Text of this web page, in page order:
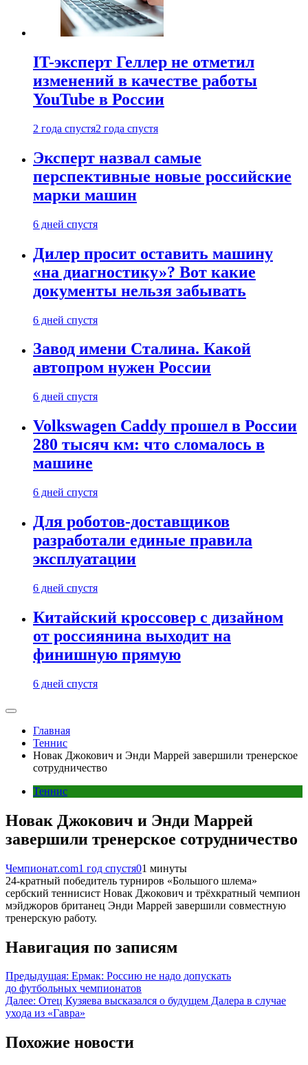
IT-эксперт Геллер не отметил
изменений в качестве работы
YouTube в России
2 года спустя2 года спустя
Эксперт назвал самые
перспективные новые российские
марки машин
6 дней спустя
Дилер просит оставить машину
«на диагностику»? Вот какие
документы нельзя забывать
6 дней спустя
Завод имени Сталина. Какой
автопром нужен России
6 дней спустя
Volkswagen Caddy прошел в России
280 тысяч км: что сломалось в
машине
6 дней спустя
Для роботов-доставщиков
разработали единые правила
эксплуатации
6 дней спустя
Китайский кроссовер с дизайном
от россиянина выходит на
финишную прямую
6 дней спустя
Главная
Теннис
Новак Джокович и Энди Маррей завершили тренерское
сотрудничество
Теннис
Новак Джокович и Энди Маррей
завершили тренерское сотрудничество
Чемпионат.com1 год спустя01 минуты
24-кратный победитель турниров «Большого шлема»
сербский теннисист Новак Джокович и трёхкратный чемпион
мэйджоров британец Энди Маррей завершили совместную
тренерскую работу.
Навигация по записям
Предыдущая: Ермак: Россию не надо допускать
до футбольных чемпионатов
Далее: Отец Кузяева высказался о будущем Далера в случае
ухода из «Гавра»
Похожие новости